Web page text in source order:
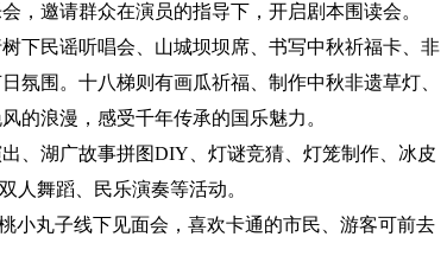
，邀请群众在演员的指导下，开启剧本围读会。
下民谣听唱会、山城坝坝席、书写中秋祈福卡、非
氛围。十八梯则有画瓜祈福、制作中秋非遗草灯、
的浪漫，感受千年传承的国乐魅力。
、湖广故事拼图DIY、灯谜竞猜、灯笼制作、冰皮
人舞蹈、民乐演奏等活动。
小丸子线下见面会，喜欢卡通的市民、游客可前去